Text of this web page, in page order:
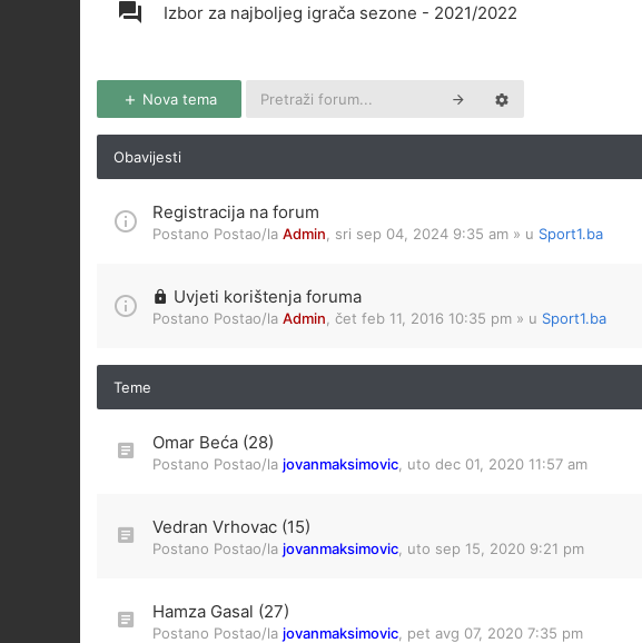
Izbor za najboljeg igrača sezone - 2021/2022
Nova tema
Obavijesti
Registracija na forum
Postano Postao/la Admin sri sep 04, 2024 9:35 am » u Sport1.ba
Uvjeti korištenja foruma
Postano Postao/la Admin čet feb 11, 2016 10:35 pm » u Sport1.ba
Teme
Omar Beća (28)
Postano Postao/la jovanmaksimovic uto dec 01, 2020 11:57 am
Vedran Vrhovac (15)
Postano Postao/la jovanmaksimovic uto sep 15, 2020 9:21 pm
Hamza Gasal (27)
Postano Postao/la jovanmaksimovic pet avg 07, 2020 7:35 pm